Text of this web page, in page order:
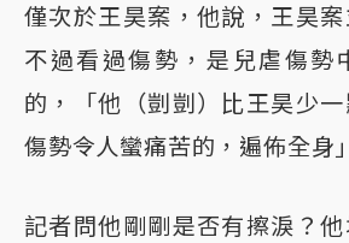
僅次於王昊案，他說，王昊案
不過看過傷勢，是兒虐傷勢
的，「他（剴剴）比王昊少
傷勢令人蠻痛苦的，遍佈全身
記者問他剛剛是否有擦淚？